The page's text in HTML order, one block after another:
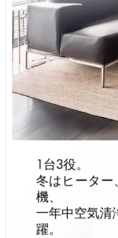
1台3役。
冬はヒーター
機、
一年中空気清
躍。